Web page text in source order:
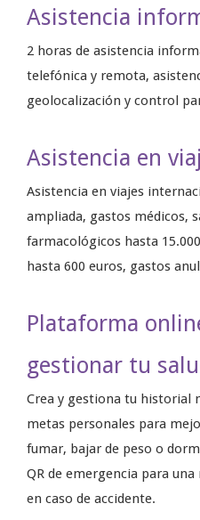
Asistencia
2 horas de asistencia
telefónica y remota,
geolocalización y control
Asistencia en
Asistencia en viajes
ampliada, gastos médicos,
farmacológicos hasta
hasta 600 euros, gastos
Plataforma
gestionar tu
Crea y gestiona tu historial
metas personales para
fumar, bajar de peso o
QR de emergencia para
en caso de accidente.